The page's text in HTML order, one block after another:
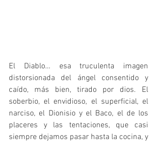
El Diablo… esa truculenta imagen
distorsionada del ángel consentido y
caído, más bien, tirado por dios. El
soberbio, el envidioso, el superficial, el
narciso, el Dionisio y el Baco, el de los
placeres y las tentaciones, que casi
siempre dejamos pasar hasta la cocina, y